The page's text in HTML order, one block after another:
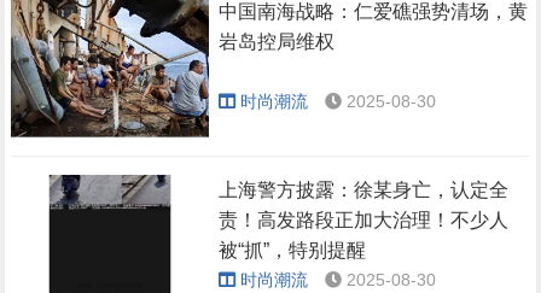
中国南海战略：仁爱礁强势清场，黄
岩岛控局维权
时尚潮流 2025-08-30
上海警方披露：徐某身亡，认定全
责！高发路段正加大治理！不少人
被“抓”，特别提醒
时尚潮流 2025-08-30